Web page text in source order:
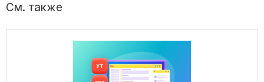
См. также